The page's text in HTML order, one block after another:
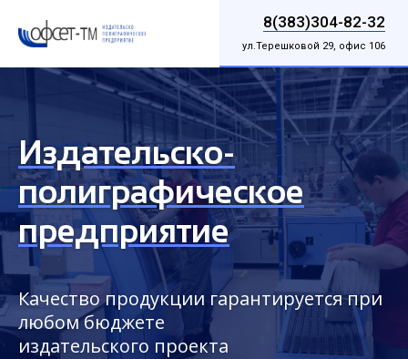
8(383)304-82-32
ул.Терешковой 29, офис 106
Издательско-
полиграфическое
предприятие
Качество продукции гарантируется при
любом бюджете
издательского проекта